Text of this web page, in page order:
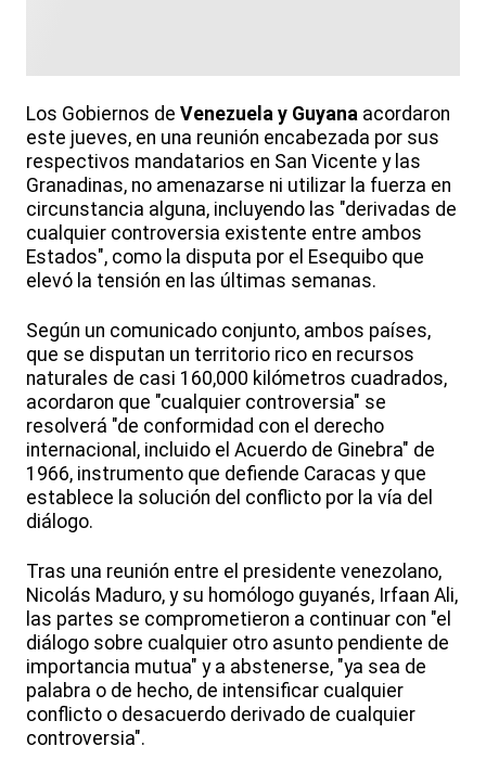
Los Gobiernos de Venezuela y Guyana acordaron
este jueves, en una reunión encabezada por sus
respectivos mandatarios en San Vicente y las
Granadinas, no amenazarse ni utilizar la fuerza en
circunstancia alguna, incluyendo las "derivadas de
cualquier controversia existente entre ambos
Estados", como la disputa por el Esequibo que
elevó la tensión en las últimas semanas.
Según un comunicado conjunto, ambos países,
que se disputan un territorio rico en recursos
naturales de casi 160,000 kilómetros cuadrados,
acordaron que "cualquier controversia" se
resolverá "de conformidad con el derecho
internacional, incluido el Acuerdo de Ginebra" de
1966, instrumento que defiende Caracas y que
establece la solución del conflicto por la vía del
diálogo.
Tras una reunión entre el presidente venezolano,
Nicolás Maduro, y su homólogo guyanés, Irfaan Ali,
las partes se comprometieron a continuar con "el
diálogo sobre cualquier otro asunto pendiente de
importancia mutua" y a abstenerse, "ya sea de
palabra o de hecho, de intensificar cualquier
conflicto o desacuerdo derivado de cualquier
controversia".